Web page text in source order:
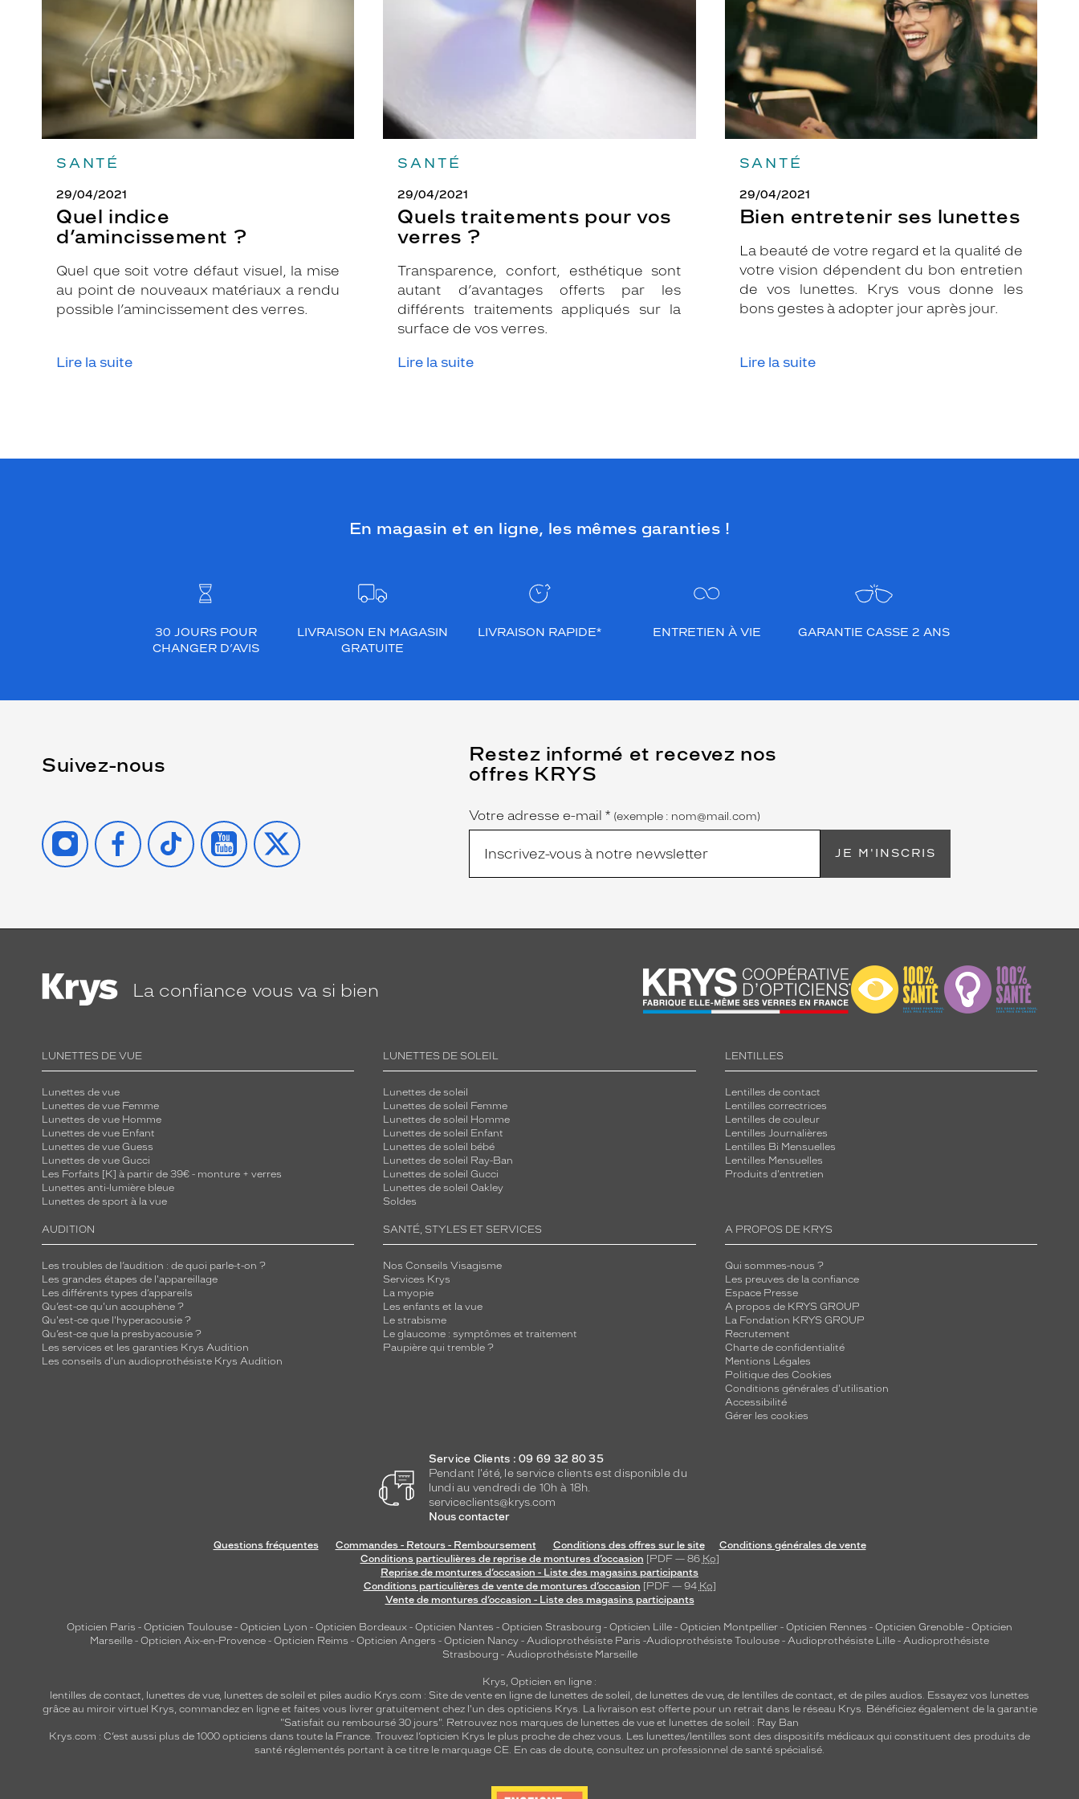
SANTÉ
29/04/2021
Quel indice
d’amincissement ?
Quel que soit votre défaut visuel, la mise
au point de nouveaux matériaux a rendu
possible l’amincissement des verres.
Lire la suite
SANTÉ
29/04/2021
Quels traitements pour vos
verres ?
Transparence, confort, esthétique sont
autant d’avantages offerts par les
différents traitements appliqués sur la
surface de vos verres.
Lire la suite
SANTÉ
29/04/2021
Bien entretenir ses lunettes
La beauté de votre regard et la qualité de
votre vision dépendent du bon entretien
de vos lunettes. Krys vous donne les
bons gestes à adopter jour après jour.
Lire la suite
En magasin et en ligne, les mêmes garanties !
30 JOURS POUR
CHANGER D’AVIS
LIVRAISON EN MAGASIN
GRATUITE
LIVRAISON RAPIDE* ENTRETIEN À VIE GARANTIE CASSE 2 ANS
Suivez-nous
INSTAGRAMFACEBOOK
TIKTOK YOUTUBE
X
Restez informé et recevez nos
offres KRYS
Name
Votre adresse e-mail *
(Ce
champ
est
obligatoire)
(exemple : nom@mail.com)
JE M'INSCRIS
La confiance vous va si bien
LUNETTES DE VUE
Lunettes de vue
Lunettes de vue Femme
Lunettes de vue Homme
Lunettes de vue Enfant
Lunettes de vue Guess
Lunettes de vue Gucci
Les Forfaits [K] à partir de 39€ - monture + verres
Lunettes anti-lumière bleue
Lunettes de sport à la vue
LUNETTES DE SOLEIL
Lunettes de soleil
Lunettes de soleil Femme
Lunettes de soleil Homme
Lunettes de soleil Enfant
Lunettes de soleil bébé
Lunettes de soleil Ray-Ban
Lunettes de soleil Gucci
Lunettes de soleil Oakley
Soldes
LENTILLES
Lentilles de contact
Lentilles correctrices
Lentilles de couleur
Lentilles Journalières
Lentilles Bi Mensuelles
Lentilles Mensuelles
Produits d'entretien
AUDITION
Les troubles de l’audition : de quoi parle-t-on ?
Les grandes étapes de l'appareillage
Les différents types d’appareils
Qu’est-ce qu'un acouphène ?
Qu'est-ce que l'hyperacousie ?
Qu’est-ce que la presbyacousie ?
Les services et les garanties Krys Audition
Les conseils d'un audioprothésiste Krys Audition
SANTÉ, STYLES ET SERVICES
Nos Conseils Visagisme
Services Krys
La myopie
Les enfants et la vue
Le strabisme
Le glaucome : symptômes et traitement
Paupière qui tremble ?
A PROPOS DE KRYS
Qui sommes-nous ?
Les preuves de la confiance
Espace Presse
A propos de KRYS GROUP
La Fondation KRYS GROUP
Recrutement
Charte de confidentialité
Mentions Légales
Politique des Cookies
Conditions générales d'utilisation
Accessibilité
Gérer les cookies
Service Clients : 09 69 32 80 35
Pendant l'été, le service clients est disponible du
lundi au vendredi de 10h à 18h.
serviceclients@krys.com
Nous contacter
Questions fréquentes Commandes - Retours - Remboursement Conditions des offres sur le site
Conditions générales de vente
Conditions particulières de reprise de montures d’occasion [PDF — 86 Ko]
Reprise de montures d’occasion - Liste des magasins participants
Conditions particulières de vente de montures d’occasion [PDF — 94 Ko]
Vente de montures d’occasion - Liste des magasins participants
Opticien Paris - Opticien Toulouse - Opticien Lyon - Opticien Bordeaux - Opticien Nantes - Opticien Strasbourg - Opticien Lille - Opticien Montpellier - Opticien Rennes - Opticien Grenoble - Opticien
Marseille - Opticien Aix-en-Provence - Opticien Reims - Opticien Angers - Opticien Nancy - Audioprothésiste Paris -Audioprothésiste Toulouse - Audioprothésiste Lille - Audioprothésiste
Strasbourg - Audioprothésiste Marseille
Krys, Opticien en ligne :
lentilles de contact, lunettes de vue, lunettes de soleil et piles audio Krys.com : Site de vente en ligne de lunettes de soleil, de lunettes de vue, de lentilles de contact, et de piles audios. Essayez vos lunettes
grâce au miroir virtuel Krys, commandez en ligne et faites vous livrer gratuitement chez l'un des opticiens Krys. La livraison est offerte pour un retrait dans le réseau Krys. Bénéficiez également de la garantie
"Satisfait ou remboursé 30 jours". Retrouvez nos marques de lunettes de vue et lunettes de soleil : Ray Ban
Krys.com : C’est aussi plus de 1000 opticiens dans toute la France. Trouvez l’opticien Krys le plus proche de chez vous. Les lunettes/lentilles sont des dispositifs médicaux qui constituent des produits de
santé réglementés portant à ce titre le marquage CE. En cas de doute, consultez un professionnel de santé spécialisé.